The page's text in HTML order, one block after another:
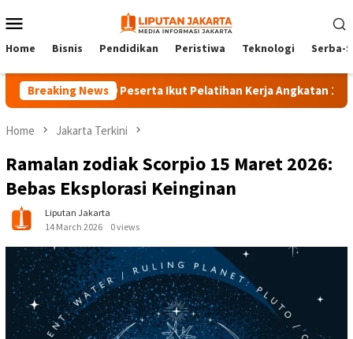
to
Menu
Home Bisnis Pendidikan Peristiwa Teknologi Serba-
Breaking News
140 Peserta Ikut Pelatihan Kerja Angkatan 1 di PPKD
Home Jakarta Terkini
Ramalan zodiak Scorpio 15 Maret 2026:
Bebas Eksplorasi Keinginan
Liputan Jakarta
14 March 2026
0 views